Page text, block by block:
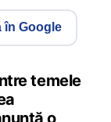
în Google
temele
o